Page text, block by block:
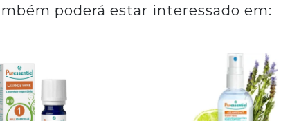
poderá estar interessado em: